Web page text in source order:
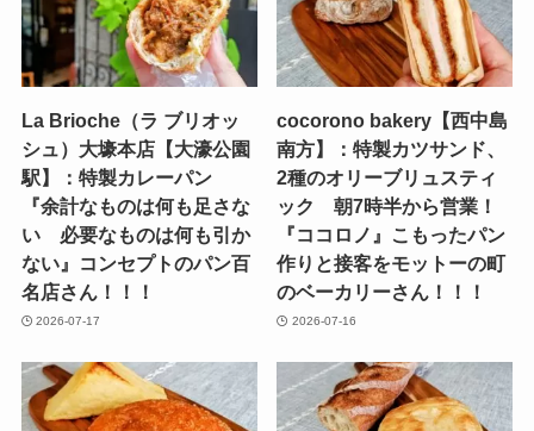
La Brioche（ラ ブリオッ
シュ）大壕本店【大濠公園
駅】：特製カレーパン
『余計なものは何も足さな
い 必要なものは何も引か
ない』コンセプトのパン百
名店さん！！！
2026-07-17
cocorono bakery【西中島
南方】：特製カツサンド、
2種のオリーブリュスティ
ック 朝7時半から営業！
『ココロノ』こもったパン
作りと接客をモットーの町
のベーカリーさん！！！
2026-07-16